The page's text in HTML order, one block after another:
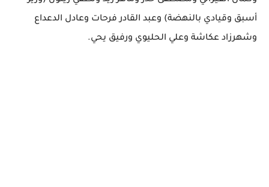
أسبق وقيادي بالنهضة) وعبد القادر فرحات وعادل الدعداع
وشهرزاد عكاشة وعلي الحليوي ورفيق يحي.